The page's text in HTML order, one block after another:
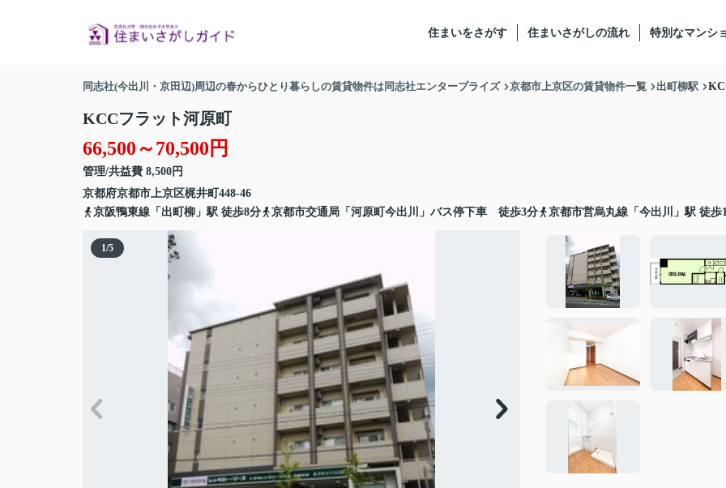
住まいをさがす 住まいさがしの流れ 特別なマンシ
同志社(今出川・京田辺)周辺の春からひとり暮らしの賃貸物件は同志社エンタープライズ 京都市上京区の賃貸物件一覧 出町柳駅
KCCフラット河原町
66,500～70,500円
管理/共益費 8,500円
京都府京都市上京区梶井町 448-46
京阪鴨東線 「 出町柳 」駅 徒歩8分 京都市交通局「河原町今出川」バス停下車 徒歩3分 京都市営烏丸線 「 今出川 」駅 徒歩
1/5